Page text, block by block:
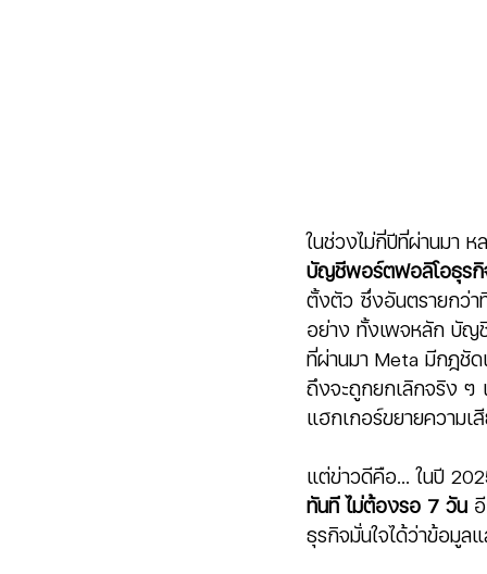
ในช่วงไม่กี่ปีที่ผ่านมา
บัญชีพอร์ตฟอลิโอธุรกิ
ตั้งตัว ซึ่งอันตรายกว่า
อย่าง ทั้งเพจหลัก บัญ
ที่ผ่านมา Meta มีกฎชัด
ถึงจะถูกยกเลิกจริง ๆ
แฮกเกอร์ขยายความเ
แต่ข่าวดีคือ... ในปี
ทันที ไม่ต้องรอ 7 วัน
ธุรกิจมั่นใจได้ว่าข้อมู